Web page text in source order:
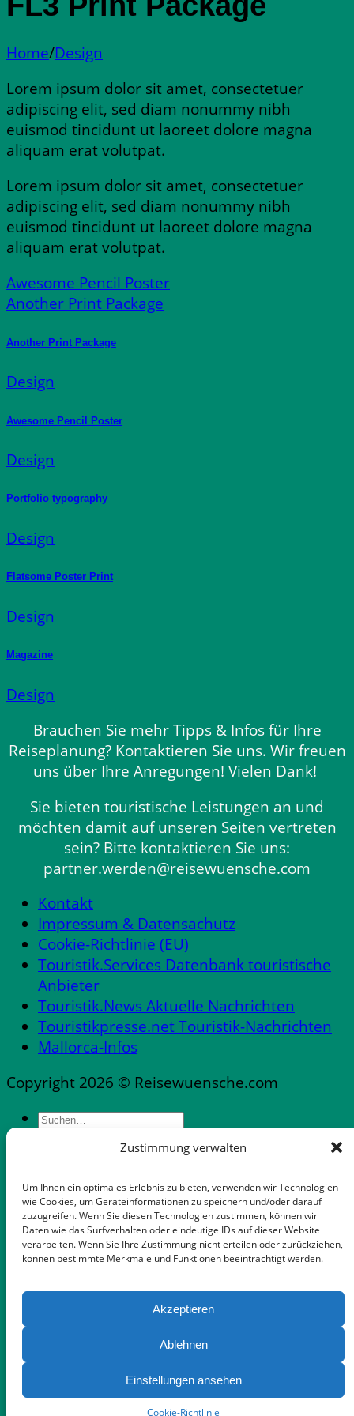
Zustimmung verwalten
Um Ihnen ein optimales Erlebnis zu bieten, verwenden wir Technologien
wie Cookies, um Geräteinformationen zu speichern und/oder darauf
zuzugreifen. Wenn Sie diesen Technologien zustimmen, können wir
Daten wie das Surfverhalten oder eindeutige IDs auf dieser Website
verarbeiten. Wenn Sie Ihre Zustimmung nicht erteilen oder zurückziehen,
können bestimmte Merkmale und Funktionen beeinträchtigt werden.
Akzeptieren
Ablehnen
Einstellungen ansehen
Cookie-Richtlinie
Home/Design
Lorem ipsum dolor sit amet, consectetuer
adipiscing elit, sed diam nonummy nibh
euismod tincidunt ut laoreet dolore magna
aliquam erat volutpat.
Lorem ipsum dolor sit amet, consectetuer
adipiscing elit, sed diam nonummy nibh
euismod tincidunt ut laoreet dolore magna
aliquam erat volutpat.
Awesome Pencil Poster
Another Print Package
Another Print Package
Design
Awesome Pencil Poster
Design
Portfolio typography
Design
Flatsome Poster Print
Design
Magazine
Design
Brauchen Sie mehr Tipps & Infos für Ihre
Reiseplanung? Kontaktieren Sie uns. Wir freuen
uns über Ihre Anregungen! Vielen Dank!
Sie bieten touristische Leistungen an und
möchten damit auf unseren Seiten vertreten
sein? Bitte kontaktieren Sie uns:
partner.werden@reisewuensche.com
Kontakt
Impressum & Datensachutz
Cookie-Richtlinie (EU)
Touristik.Services Datenbank touristische
Anbieter
Touristik.News Aktuelle Nachrichten
Touristikpresse.net Touristik-Nachrichten
Mallorca-Infos
Copyright 2026 © Reisewuensche.com
Messen & Messestädte Deutschland
Abflüge Deutschland
Reiseveranstalter in Deutschland
Mietwagen mit flexibler Stornooption
Notfallnummern & Dienste
Apps für die Reise
Auswandern Mallorca
Touristik-News
WooCommerce not Found